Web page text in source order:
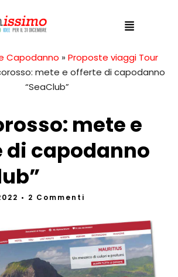
Capodanno » Proposte viaggi Tour
mete e offerte di capodanno
“SeaClub”
mete e
di capodanno
• 2 Commenti